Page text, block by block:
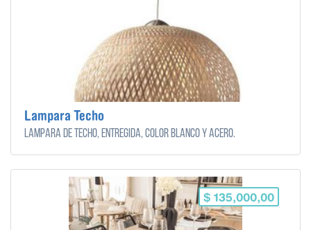
Lampara Techo
Lampara de techo, entregida, color blanco y acero.
$ 135,000,00